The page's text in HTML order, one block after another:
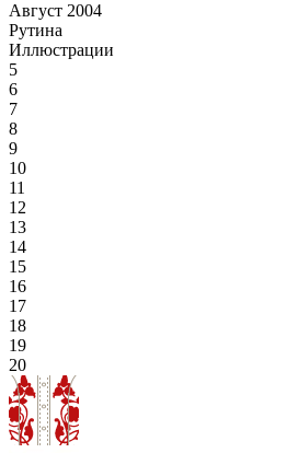
Август 2004
Рутина
Иллюстрации
5
6
7
8
9
10
11
12
13
14
15
16
17
18
19
20